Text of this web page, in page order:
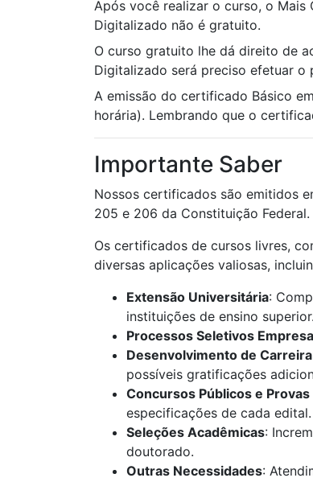
Após você realizar o curso, o
Digitalizado não é gratuito.
O curso gratuito lhe dá direito de
Digitalizado será preciso efetuar
A emissão do certificado Básico
horária). Lembrando que o
Importante Saber
Nossos certificados são emitidos
205 e 206 da Constituição Federal.
Os certificados de cursos livres,
diversas aplicações valiosas,
Extensão Universitária:
instituições de ensino superior.
Processos Seletivos
Desenvolvimento de Carreira
possíveis gratificações
Concursos Públicos e
especificações de cada edital.
Seleções Acadêmicas:
doutorado.
Outras Necessidades: